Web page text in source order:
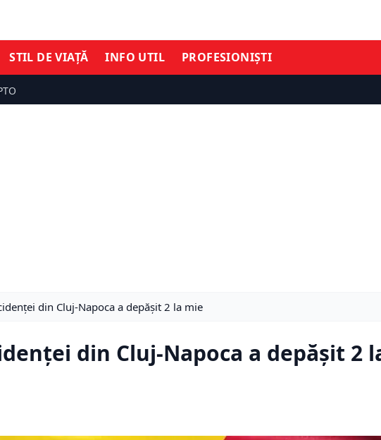
STIL DE VIAȚĂ INFO UTIL PROFESIONIȘTI
din Cluj-Napoca a depășit 2 la mie
din Cluj-Napoca a depășit 2